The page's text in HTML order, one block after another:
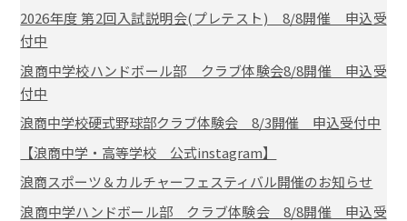
2026年度 第2回入試説明会(プレテスト) 8/8開催 申込受
付中
浪商中学校ハンドボール部 クラブ体験会8/8開催 申込受
付中
浪商中学校硬式野球部クラブ体験会 8/3開催 申込受付中
【浪商中学・高等学校 公式instagram】
浪商スポーツ＆カルチャーフェスティバル開催のお知らせ
浪商中学ハンドボール部 クラブ体験会 8/8開催 申込受